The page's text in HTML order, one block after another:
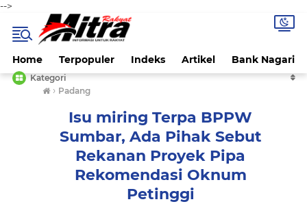
-->
Home Terpopuler Indeks Artikel Bank Nagari
Kategori
› Padang
Isu miring Terpa BPPW
Sumbar, Ada Pihak Sebut
Rekanan Proyek Pipa
Rekomendasi Oknum
Petinggi